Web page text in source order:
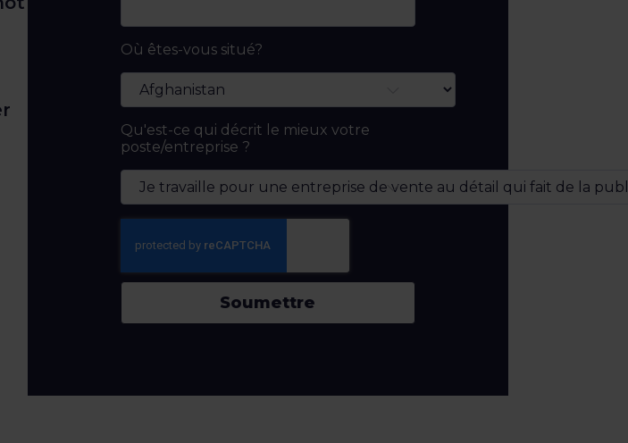
Où êtes-vous situé?
Qu'est-ce qui décrit le mieux votre
poste/entreprise ?
Soumettre